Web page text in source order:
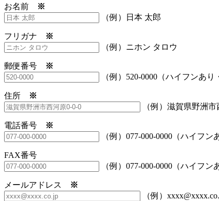
お名前
※
（例）日本 太郎
フリガナ
※
（例）ニホン タロウ
郵便番号
※
（例）520-0000（ハイフンあり
住所
※
（例）滋賀県野洲市
電話番号
※
（例）077-000-0000（ハイフン
FAX番号
（例）077-000-0000（ハイフン
メールアドレス
※
（例）